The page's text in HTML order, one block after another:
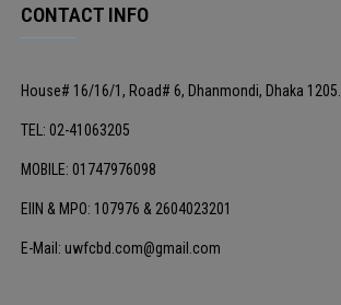
CONTACT INFO
House# 16/16/1, Road# 6, Dhanmondi, Dhaka 1205.
TEL: 02-41063205
MOBILE: 01747976098
EIIN & MPO: 107976 & 2604023201
E-Mail: uwfcbd.com@gmail.com